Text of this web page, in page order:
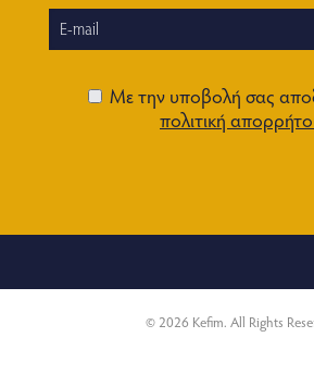
Με την υποβολή σας
πολιτική
© 2026 Kefim. All Rights